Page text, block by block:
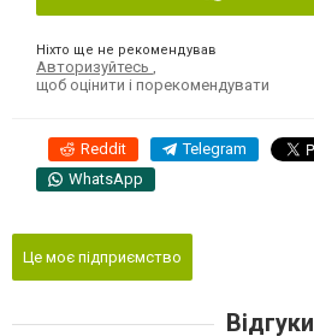
Ніхто ще не рекомендував
Авторизуйтесь
щоб оцінити і порекомендувати
Reddit Telegram
WhatsApp
Це моє підприємство
Відгуки